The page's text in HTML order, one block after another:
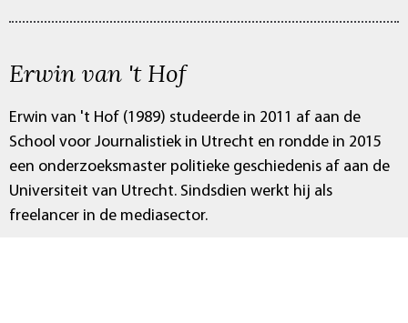
Erwin van 't Hof
Erwin van 't Hof (1989) studeerde in 2011 af aan de
School voor Journalistiek in Utrecht en rondde in 2015
een onderzoeksmaster politieke geschiedenis af aan de
Universiteit van Utrecht. Sindsdien werkt hij als
freelancer in de mediasector.